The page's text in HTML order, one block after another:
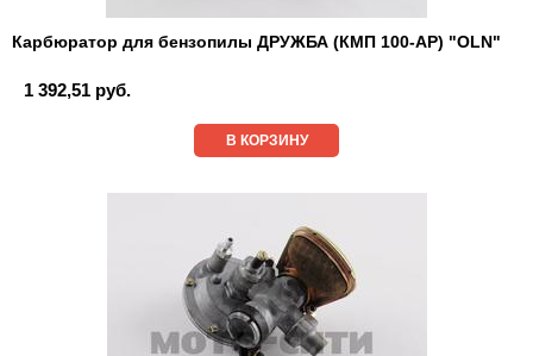
Карбюратор для бензопилы ДРУЖБА (КМП 100-АР) "OLN"
1 392,51 руб.
В КОРЗИНУ